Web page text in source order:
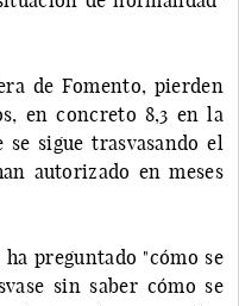
de Fomento, pierden
en concreto 8,3 en la
se sigue trasvasando el
autorizado en meses
preguntado "cómo se
sin saber cómo se